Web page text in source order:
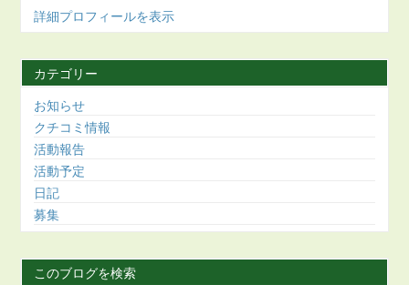
詳細プロフィールを表示
カテゴリー
お知らせ
クチコミ情報
活動報告
活動予定
日記
募集
このブログを検索